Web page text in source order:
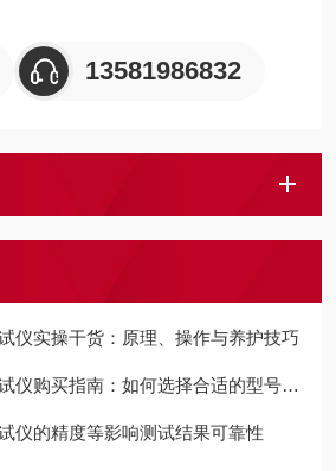
13581986832
仪实操干货：原理、操作与养护技巧
购买指南：如何选择合适的型号和品牌
仪的精度等影响测试结果可靠性